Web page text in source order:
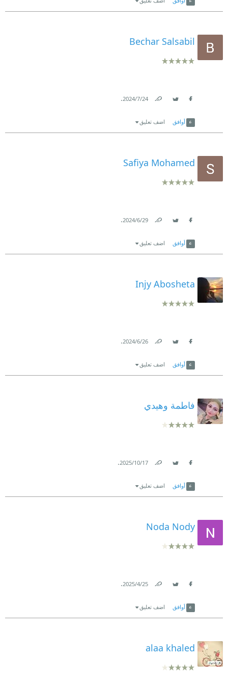
Bechar Salsabil
24‏/7‏/2024
.
أوافق اضف تعليق
Safiya Mohamed
29‏/6‏/2024
.
أوافق اضف تعليق
Injy Abosheta
26‏/6‏/2024
.
أوافق اضف تعليق
فاطمة وهيدي
17‏/10‏/2025
.
أوافق اضف تعليق
Noda Nody
25‏/4‏/2025
.
أوافق اضف تعليق
alaa khaled